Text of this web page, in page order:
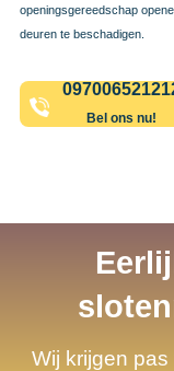
openingsgereedschap
deuren te beschadigen.
Bel ons nu!
Wij krijgen